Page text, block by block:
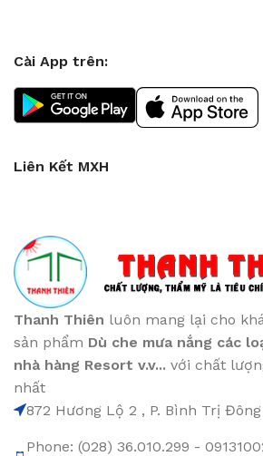
Cài App trên:
Liên Kết MXH
Thanh Thiên luôn mang lại cho
sản phẩm Dù che mưa nắng các
nhà hàng Resort v.v... với chất
nhất
872 Hương Lộ 2 , P. Bình Trị Đông
Phone: (028) 36.010.299 -